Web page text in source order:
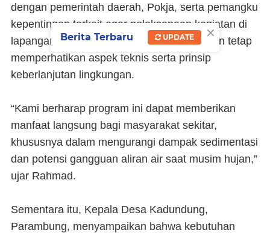
dengan pemerintah daerah, Pokja, serta pemangku
kepentingan terkait agar pelaksanaan kegiatan di
lapangan dapat berjalan sesuai rencana dan tetap
memperhatikan aspek teknis serta prinsip
keberlanjutan lingkungan.
“Kami berharap program ini dapat memberikan
manfaat langsung bagi masyarakat sekitar,
khususnya dalam mengurangi dampak sedimentasi
dan potensi gangguan aliran air saat musim hujan,”
ujar Rahmad.
Sementara itu, Kepala Desa Kadundung,
Parambung, menyampaikan bahwa kebutuhan
×
Berita Terbaru UPDATE